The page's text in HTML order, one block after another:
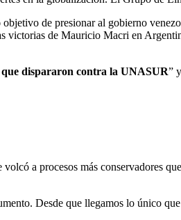
de presionar al gobierno
de Mauricio Macri en
dispararon contra la UNASUR”
a procesos más conservadores
Desde que llegamos lo único